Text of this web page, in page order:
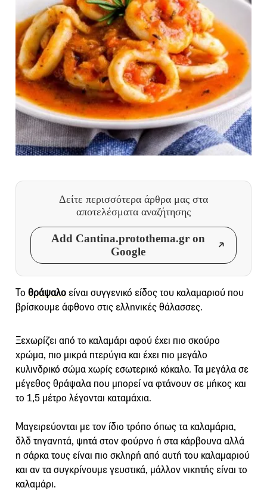
Δείτε περισσότερα άρθρα μας στα
αποτελέσματα αναζήτησης
Add Cantina.protothema.gr on
Google
Το θράψαλο είναι συγγενικό είδος του καλαμαριού που
βρίσκουμε άφθονο στις ελληνικές θάλασσες.
Ξεχωρίζει από το καλαμάρι αφού έχει πιο σκούρο
χρώμα, πιο μικρά πτερύγια και έχει πιο μεγάλο
κυλινδρικό σώμα χωρίς εσωτερικό κόκαλο. Τα μεγάλα σε
μέγεθος θράψαλα που μπορεί να φτάνουν σε μήκος και
το 1,5 μέτρο λέγονται καταμάχια.
Μαγειρεύονται με τον ίδιο τρόπο όπως τα καλαμάρια,
δλδ τηγανητά, ψητά στον φούρνο ή στα κάρβουνα αλλά
η σάρκα τους είναι πιο σκληρή από αυτή του καλαμαριού
και αν τα συγκρίνουμε γευστικά, μάλλον νικητής είναι το
καλαμάρι.